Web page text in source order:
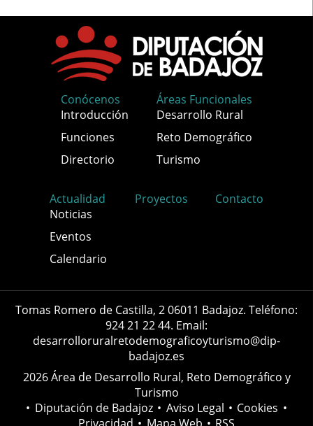
Conócenos
Introducción
Funciones
Directorio
Áreas Funcionales
Desarrollo Rural
Reto Demográfico
Turismo
Actualidad
Noticias
Eventos
Calendario
Proyectos Contacto
Tomas Romero de Castilla, 2 06011 Badajoz. Teléfono:
924 21 22 44. Email:
desarrolloruralretodemograficoyturismo@dip-
badajoz.es
2026 Área de Desarrollo Rural, Reto Demográfico y
Turismo
• Diputación de Badajoz • Aviso Legal • Cookies •